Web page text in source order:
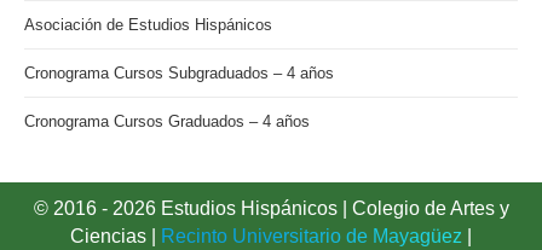
windowwindow
Asociación de Estudios Hispánicos
Cronograma Cursos Subgraduados – 4 años
Cronograma Cursos Graduados – 4 años
© 2016 - 2026 Estudios Hispánicos | Colegio de Artes y
Ciencias
Recinto Universitario de Mayagüez